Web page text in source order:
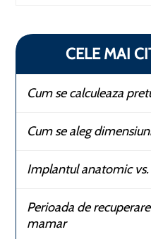
CELE MAI
Cum se calculeaza
Cum se aleg
Implantul anatomic
Perioada de
mamar